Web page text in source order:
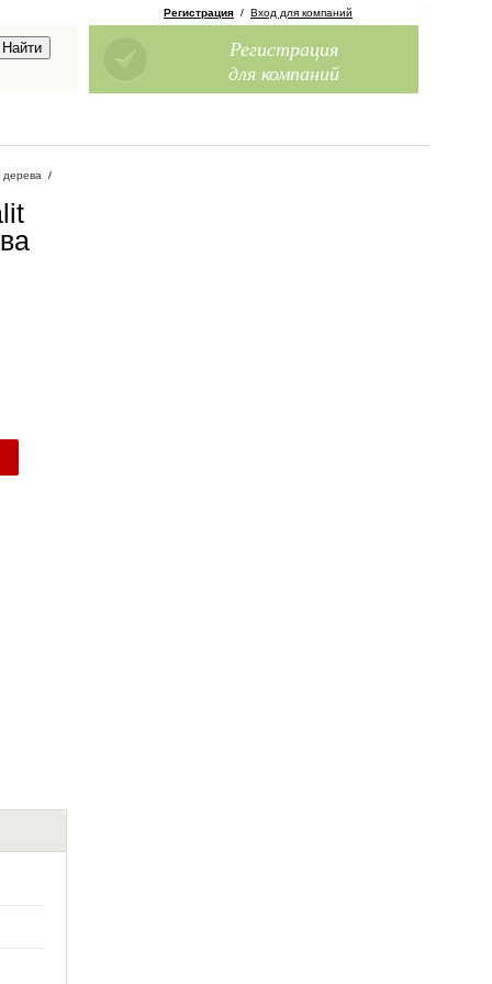
Регистрация / Вход для компаний
Регистрация
для компаний
/